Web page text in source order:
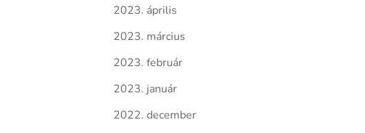
2023. április
2023. március
2023. február
2023. január
2022. december